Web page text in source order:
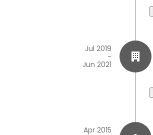
Jul 2019
-
Jun 2021
Apr 2015